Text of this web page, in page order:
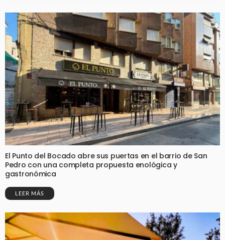
El Punto del Bocado abre sus puertas en el barrio de San
Pedro con una completa propuesta enológica y
gastronómica
LEER MÁS